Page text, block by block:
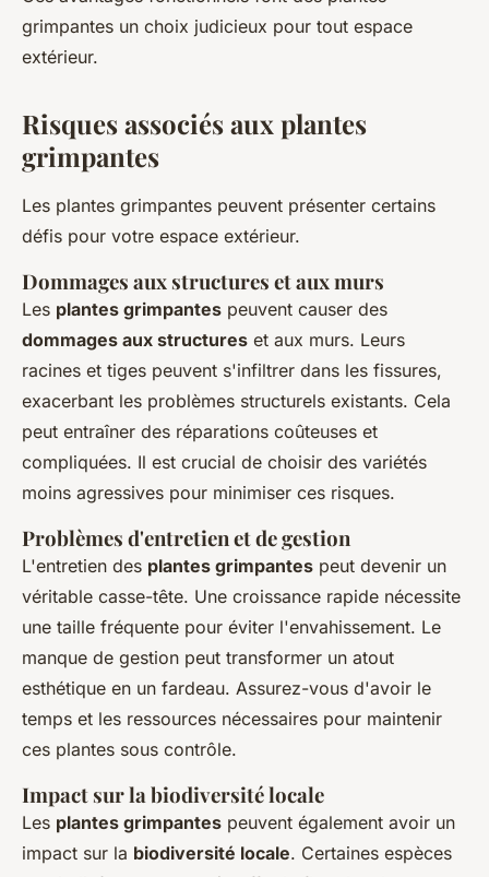
grimpantes un choix judicieux pour tout espace
extérieur.
Risques associés aux plantes
grimpantes
Les plantes grimpantes peuvent présenter certains
défis pour votre espace extérieur.
Dommages aux structures et aux murs
Les plantes grimpantes peuvent causer des
dommages aux structures et aux murs. Leurs
racines et tiges peuvent s'infiltrer dans les fissures,
exacerbant les problèmes structurels existants. Cela
peut entraîner des réparations coûteuses et
compliquées. Il est crucial de choisir des variétés
moins agressives pour minimiser ces risques.
Problèmes d'entretien et de gestion
L'entretien des plantes grimpantes peut devenir un
véritable casse-tête. Une croissance rapide nécessite
une taille fréquente pour éviter l'envahissement. Le
manque de gestion peut transformer un atout
esthétique en un fardeau. Assurez-vous d'avoir le
temps et les ressources nécessaires pour maintenir
ces plantes sous contrôle.
Impact sur la biodiversité locale
Les plantes grimpantes peuvent également avoir un
impact sur la biodiversité locale. Certaines espèces